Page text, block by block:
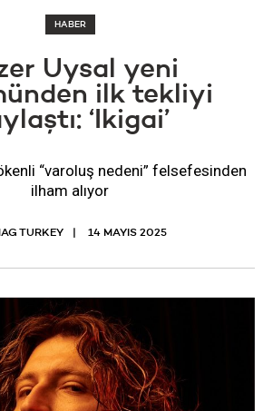
HABER
Uysal yeni
ilk tekliyi
‘Ikigai’
“varoluş nedeni” felsefesinden
ilham alıyor
TURKEY 14 MAYIS 2025